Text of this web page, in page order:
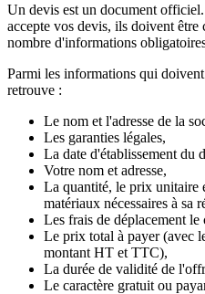
Un devis est un document
accepte vos devis, ils doivent
nombre d'informations
Parmi les informations qui
retrouve :
Le nom et l'adresse de la
Les garanties légales,
La date d'établissement du
Votre nom et adresse,
La quantité, le prix unitaire
matériaux nécessaires à sa
Les frais de déplacement le
Le prix total à payer (avec
montant HT et TTC),
La durée de validité de
Le caractère gratuit ou